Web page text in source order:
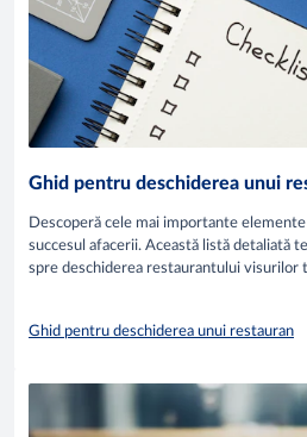
Ghid pentru deschiderea unui
Descoperă cele mai importante
succesul afacerii. Această listă detaliată
spre deschiderea restaurantului visurilor
Ghid pentru deschiderea unui restauran